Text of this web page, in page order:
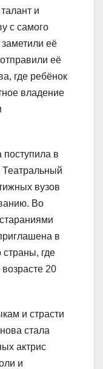
и
с самого
её
её
где ребёнок
владение
в
Театральный
вузов
Во
в
страны, где
20
и страсти
стала
актрис
и